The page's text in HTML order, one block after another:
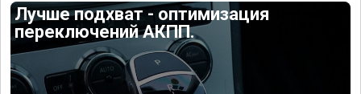
Лучше подхват - оптимизация
переключений АКПП.